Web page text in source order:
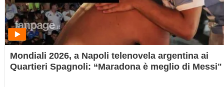
Mondiali 2026, a Napoli telenovela argentina ai
Quartieri Spagnoli: “Maradona è meglio di Messi"